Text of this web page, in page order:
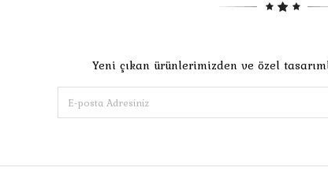
Yeni çıkan ürünlerimizden ve özel